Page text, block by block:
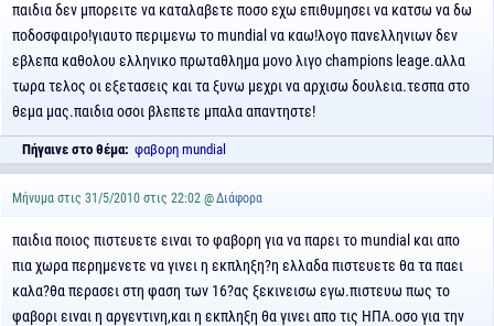
παιδια δεν μπορειτε να καταλαβετε ποσο εχω επιθυμησει να κατσω να δω
ποδοσφαιρο!γιαυτο περιμενω το mundial να καω!λογο πανελληνιων δεν
εβλεπα καθολου ελληνικο πρωταθλημα μονο λιγο champions leage.αλλα
τωρα τελος οι εξετασεις και τα ξυνω μεχρι να αρχισω δουλεια.τεσπα στο
θεμα μας.παιδια οσοι βλεπετε μπαλα απαντηστε!
Πήγαινε στο θέμα: φαβορη mundial
Μήνυμα στις 31/5/2010 στις 22:02 @Διάφορα
παιδια ποιος πιστευετε ειναι το φαβορη για να παρει το mundial και απο
πια χωρα περημενετε να γινει η εκπληξη?η ελλαδα πιστευετε θα τα παει
καλα?θα περασει στη φαση των 16?ας ξεκινεισω εγω.πιστευω πως το
φαβορι ειναι η αργεντινη,και η εκπληξη θα γινει απο τις ΗΠΑ.οσο για την